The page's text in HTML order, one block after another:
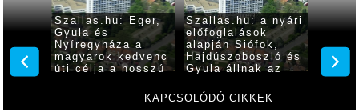
KAPCSOLÓDÓ CIKKEK
Szallas.hu: Eger,
Gyula és
Nyíregyháza a
magyarok kedvenc
úti célja a hosszú
Szallas.hu: a nyári
előfoglalások
alapján Siófok,
Hajdúszoboszló és
Gyula állnak az
Gyula
célok